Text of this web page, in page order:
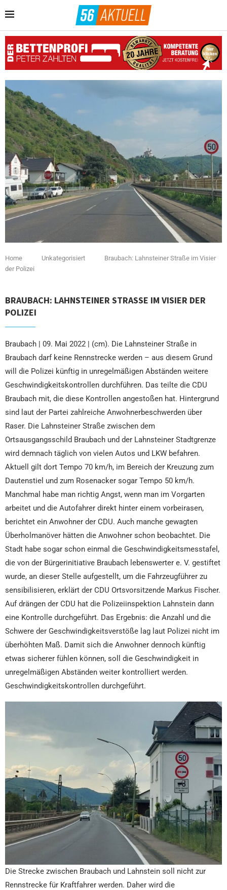
Home Unkategorisiert
Braubach: Lahnsteiner Straße im Visier
der Polizei
BRAUBACH: LAHNSTEINER STRASSE IM VISIER DER P
OLIZEI
Braubach | 09. Mai 2022 | (cm). Die Lahnsteiner Straße in
Braubach darf keine Rennstrecke werden – aus diesem Grund
will die Polizei künftig in unregelmäßigen Abständen weitere
Geschwindigkeitskontrollen durchführen. Das teilte die CDU
Braubach mit, die diese Kontrollen angestoßen hat. Hintergrund
sind laut der Partei zahlreiche Anwohnerbeschwerden über
Raser. Die Lahnsteiner Straße zwischen dem
Ortsausgangsschild Braubach und der Lahnsteiner Stadtgrenze
wird demnach täglich von vielen Autos und LKW befahren.
Aktuell gilt dort Tempo 70 km/h, im Bereich der Kreuzung zum
Dautenstiel und zum Rosenacker sogar Tempo 50 km/h.
Manchmal habe man richtig Angst, wenn man im Vorgarten
arbeitet und die Autofahrer direkt hinter einem vorbeirasen,
berichtet ein Anwohner der CDU. Auch manche gewagten
Überholmanöver hätten die Anwohner schon beobachtet. Die
Stadt habe sogar schon einmal die Geschwindigkeitsmesstafel,
die von der Bürgerinitiative Braubach lebenswerter e. V. gestiftet
wurde, an dieser Stelle aufgestellt, um die Fahrzeugführer zu
sensibilisieren, erklärt der CDU Ortsvorsitzende Markus Fischer.
Auf drängen der CDU hat die Polizeiinspektion Lahnstein dann
eine Kontrolle durchgeführt. Das Ergebnis: die Anzahl und die
Schwere der Geschwindigkeitsverstöße lag laut Polizei nicht im
überhöhten Maß. Damit sich die Anwohner dennoch künftig
etwas sicherer fühlen können, soll die Geschwindigkeit in
unregelmäßigen Abständen weiter kontrolliert werden.
Geschwindigkeitskontrollen durchgeführt.
Die Strecke zwischen Braubach und Lahnstein soll nicht zur
Rennstrecke für Kraftfahrer werden. Daher wird die